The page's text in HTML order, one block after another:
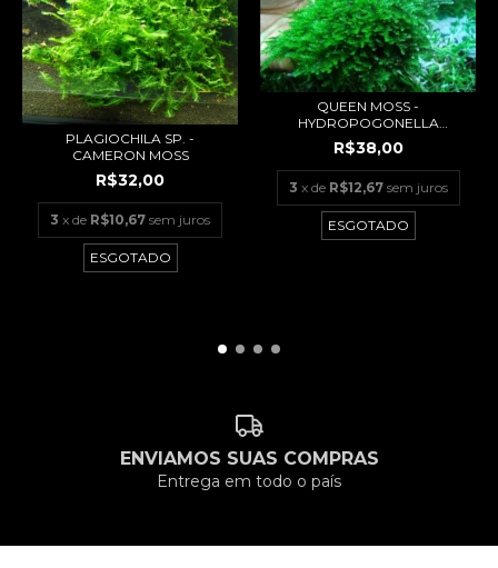
PLAGIOCHILA SP. -
CAMERON MOSS
R$32,00
3 x de R$10,67 sem juros
ESGOTADO
QUEEN MOSS -
HYDROPOGONELLA
GYMNOSTOMA
R$38,00
3 x de R$12,67 sem juros
ESGOTADO
ENVIAMOS SUAS COMPRAS
Entrega em todo o país